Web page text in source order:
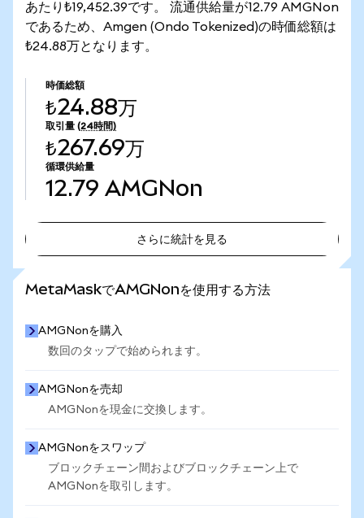
あたり₺19,452.39です。 流通供給量が12.79 AMGNon
であるため、Amgen (Ondo Tokenized)の時価総額は
₺24.88万となります。
時価総額
₺24.88万
取引量 (24時間)
₺267.69万
循環供給量
12.79 AMGNon
さらに統計を見る
MetaMaskでAMGNonを使用する方法
AMGNonを購入
数回のタップで始められます。
AMGNonを売却
AMGNonを現金に交換します。
AMGNonをスワップ
ブロックチェーン間およびブロックチェーン上で
AMGNonを取引します。